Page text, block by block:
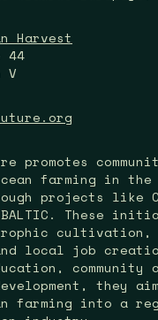
Harvest
44
V
promotes
farming in
projects like
BALTIC. These
cultivation,
local job
community
they
farming into a